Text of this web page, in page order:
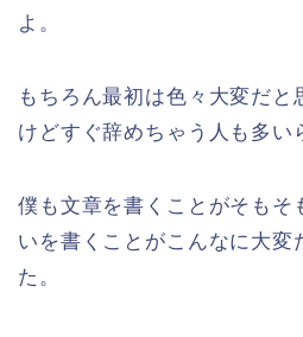
よ。
もちろん最初は色々大変だと
けどすぐ辞めちゃう人も多い
僕も文章を書くことがそもそ
いを書くことがこんなに大変
た。